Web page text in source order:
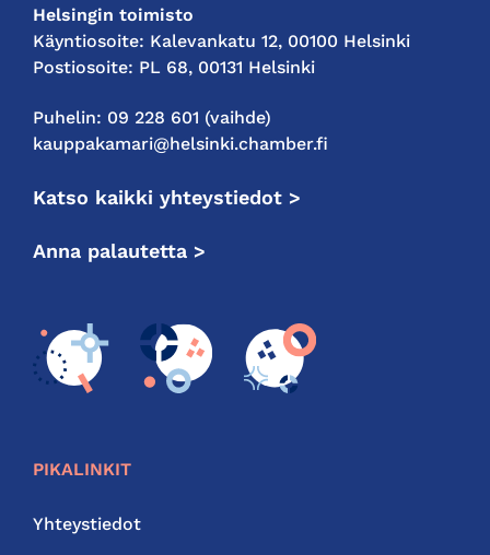
Helsingin toimisto
Käyntiosoite: Kalevankatu 12, 00100 Helsinki
Postiosoite: PL 68, 00131 Helsinki
Puhelin: 09 228 601 (vaihde)
kauppakamari@helsinki.chamber.fi
Katso kaikki yhteystiedot >
Anna palautetta >
PIKALINKIT
Yhteystiedot